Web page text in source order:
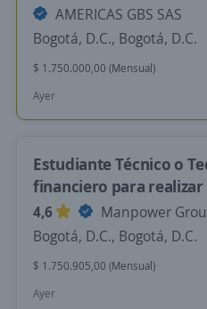
AMERICAS GBS SAS
Bogotá, D.C., Bogotá, D.C.
$ 1.750.000,00 (Mensual)
Ayer
Estudiante Técnico o
financiero para
4,6
Manpower
Bogotá, D.C., Bogotá, D.C.
$ 1.750.905,00 (Mensual)
Ayer